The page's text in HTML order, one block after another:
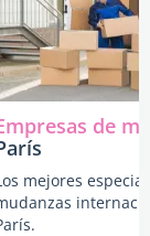
de
mejores